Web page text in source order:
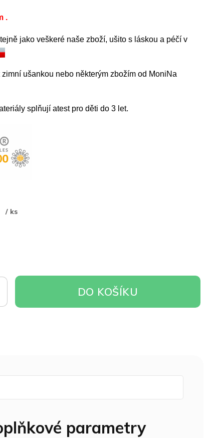
/ ks
DO KOŠÍKU
.
jako veškeré naše zboží, ušito s láskou a péčí v
ušankou nebo některým zbožím od MoniNa
splňují atest pro děti do 3 let.
parametry